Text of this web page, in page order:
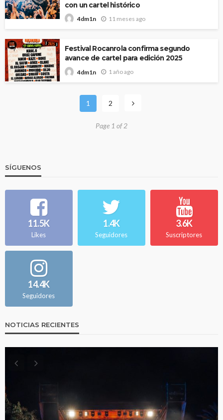
con un cartel histórico
4dm1n 11 meses ago
Festival Rocanrola confirma segundo
avance de cartel para edición 2025
4dm1n 1 año ago
1 2
Page 1 of 2
SÍGUENOS
11.5K
Likes
1.4K
Seguidores
3.6K
Suscriptores
14.4K
Seguidores
NOTICIAS RECIENTES